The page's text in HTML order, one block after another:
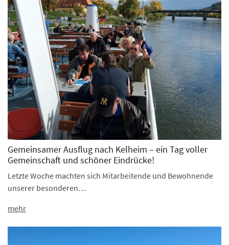
Gemeinsamer Ausflug nach Kelheim – ein Tag voller
Gemeinschaft und schöner Eindrücke!
Letzte Woche machten sich Mitarbeitende und Bewohnende
unserer besonderen…
mehr